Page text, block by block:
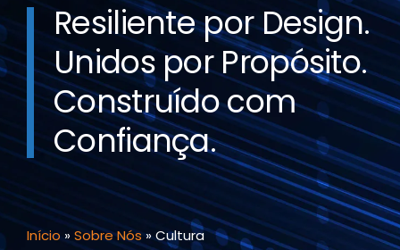
Resiliente por Design.
Unidos por Propósito.
Construído com
Confiança.
Início »Sobre Nós »Cultura